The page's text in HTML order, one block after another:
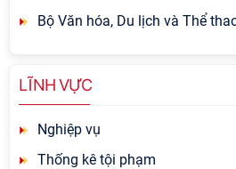
Bộ Văn hóa, Du lịch và Thể
LĨNH VỰC
Nghiệp vụ
Thống kê tội phạm